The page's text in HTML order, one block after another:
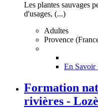
Les plantes sauvages
d'usages, (...)
Adultes
Provence
En Savoir
Formation
rivières -